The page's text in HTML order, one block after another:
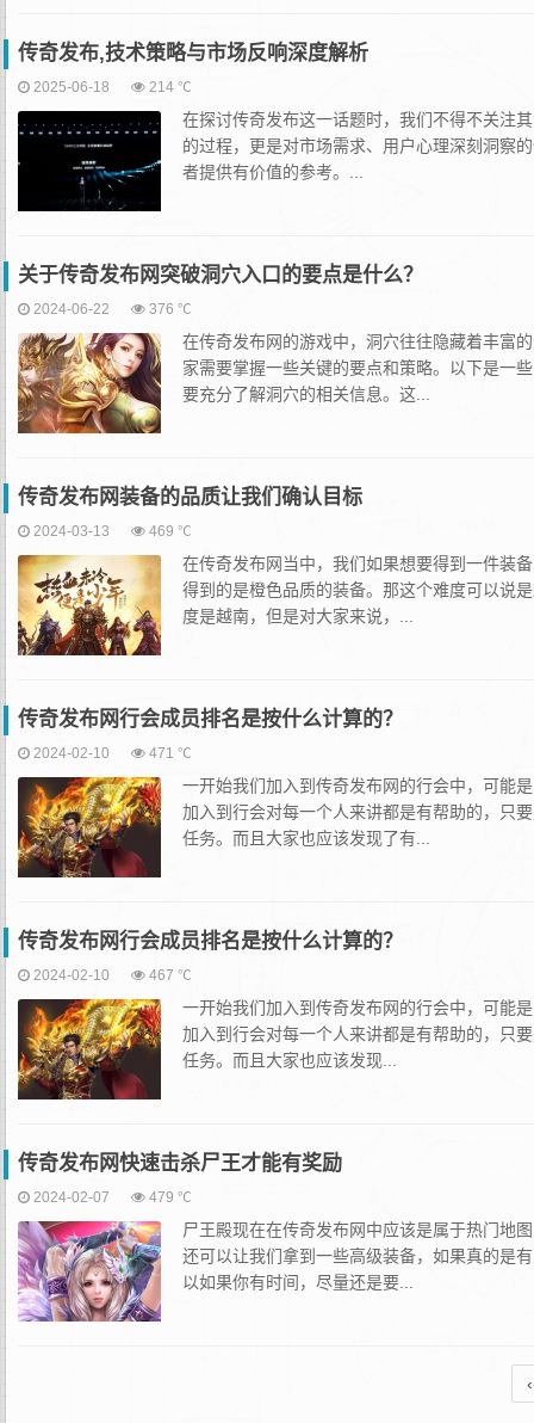
传奇发布,技术策略与市场反响深度解析
2025-06-18 214 ℃
在探讨传奇发布这一话题时，我们不得不关注
的过程，更是对市场需求、用户心理深刻洞察
者提供有价值的参考。...
关于传奇发布网突破洞穴入口的要点是什么？
2024-06-22 376 ℃
在传奇发布网的游戏中，洞穴往往隐藏着丰富
家需要掌握一些关键的要点和策略。以下是一
要充分了解洞穴的相关信息。这...
传奇发布网装备的品质让我们确认目标
2024-03-13 469 ℃
在传奇发布网当中，我们如果想要得到一件装
得到的是橙色品质的装备。那这个难度可以说
度是越南，但是对大家来说，...
传奇发布网行会成员排名是按什么计算的？
2024-02-10 471 ℃
一开始我们加入到传奇发布网的行会中，可能
加入到行会对每一个人来讲都是有帮助的，只
任务。而且大家也应该发现了有...
传奇发布网行会成员排名是按什么计算的？
2024-02-10 467 ℃
一开始我们加入到传奇发布网的行会中，可能
加入到行会对每一个人来讲都是有帮助的，只
任务。而且大家也应该发现...
传奇发布网快速击杀尸王才能有奖励
2024-02-07 479 ℃
尸王殿现在在传奇发布网中应该是属于热门地
还可以让我们拿到一些高级装备，如果真的是
以如果你有时间，尽量还是要...